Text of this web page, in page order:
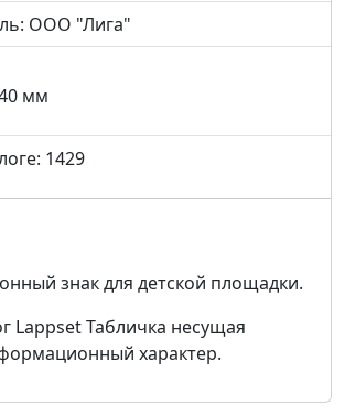
ООО "Лига"
мм
1429
знак для детской площадки.
Lappset Табличка несущая
характер.